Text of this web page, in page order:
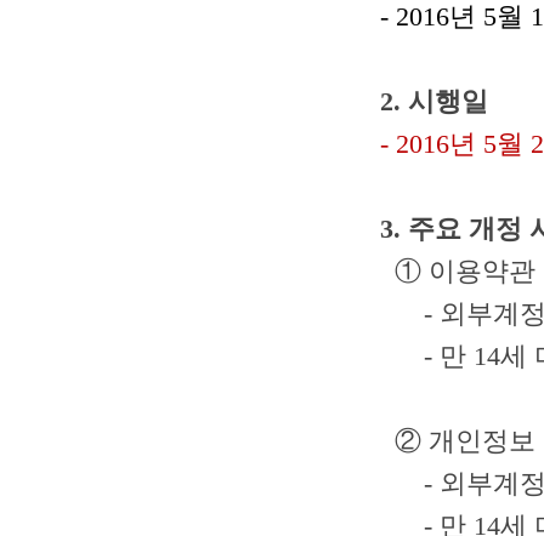
- 2016년 5월
2. 시행일
- 2016년 5월
3. 주요 개정
① 이용약관
- 외부계정
- 만 14세
② 개인정보
- 외부계정
- 만 14세